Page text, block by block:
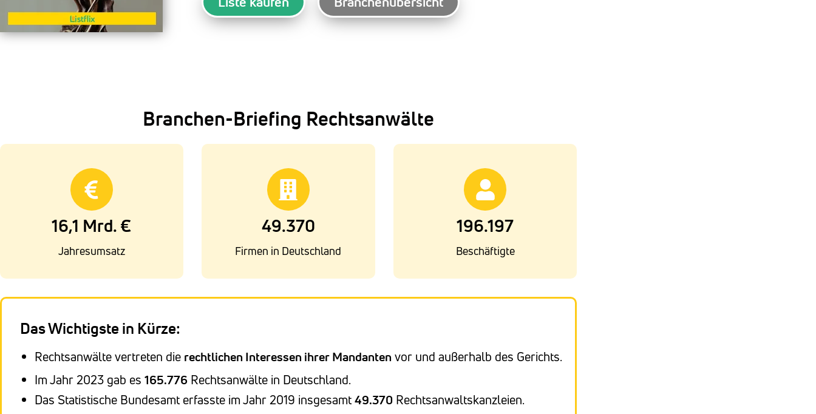
Branchen-Briefing Rechtsanwälte
16,1 Mrd. €
Jahresumsatz
49.370
Firmen in Deutschland
196.197
Beschäftigte
Das Wichtigste in Kürze:
Rechtsanwälte vertreten die rechtlichen Interessen ihrer Mandanten vor und außerhalb des Gerichts.
Im Jahr 2023 gab es 165.776 Rechtsanwälte in Deutschland.
Das Statistische Bundesamt erfasste im Jahr 2019 insgesamt49.370 Rechtsanwaltskanzleien.